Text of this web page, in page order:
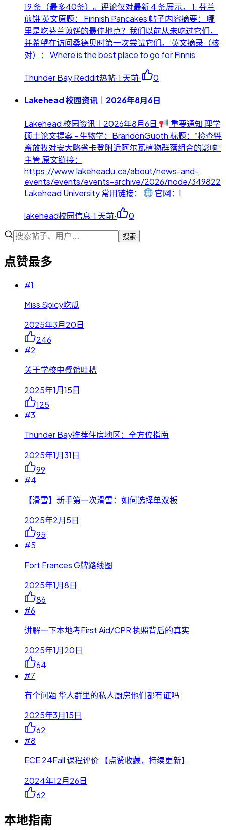
19 条（最多40条）。评论仅对最新 4 条展示。 1. 芬兰
煎饼 英文原题： Finnish Pancakes 帖子内容摘要： 哪
里是吃芬兰煎饼的最佳地点？我们以前从未吃过它们，
并希望在访问桑德贝时第一次尝试它们。 英文摘录（核
对）： Where is the best place to go for Finnis
Thunder Bay Reddit热帖·1 天前· 0
Lakehead 校园资讯｜2026年8月6日
Lakehead 校园资讯｜2026年8月6日
重要通知 理学
硕士论文提案 - 生物学：BrandonGuoth 标题：“检查牲
畜放牧对安大略省卡登附近阿尔瓦植物群落组合的影响”
主管 原文链接：
https://www.lakeheadu.ca/about/news-and-
events/events/events-archive/2026/node/349822
Lakehead University 常用链接：
官网：l
lakehead校园信息·1 天前· 0
搜索
点赞最多
#1
Miss Spicy吃瓜
2025年3月20日
246
#2
关于学校中餐馆吐槽
2025年1月15日
125
#3
Thunder Bay推荐住房地区：全方位指南
2025年1月31日
99
#4
【滑雪】新手第一次滑雪：如何选择单双板
2025年2月5日
95
#5
Fort Frances G牌路线图
2025年1月8日
86
#6
讲解一下本地考First Aid/CPR 执照背后的真实
2025年1月20日
64
#7
有个问题 华人群里的私人厨房他们都有证吗
2025年3月15日
62
#8
ECE 24Fall 课程评价 【点赞收藏，持续更新】
2024年12月26日
62
本地指南